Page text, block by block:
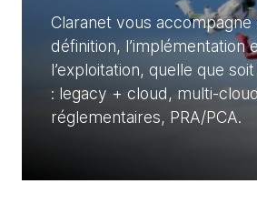
Claranet vous accompagne
définition, l’implémentation
l’exploitation, quelle que
: legacy + cloud, multi-
réglementaires, PRA/PCA.